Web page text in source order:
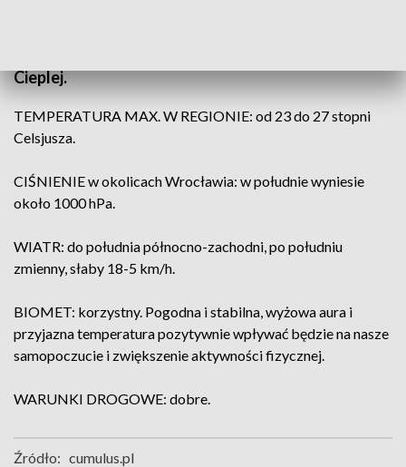
Cieplej.
TEMPERATURA MAX. W REGIONIE: od 23 do 27 stopni
Celsjusza.
CIŚNIENIE w okolicach Wrocławia: w południe wyniesie
około 1000 hPa.
WIATR: do południa północno-zachodni, po południu
zmienny, słaby 18-5 km/h.
BIOMET: korzystny. Pogodna i stabilna, wyżowa aura i
przyjazna temperatura pozytywnie wpływać będzie na nasze
samopoczucie i zwiększenie aktywności fizycznej.
WARUNKI DROGOWE: dobre.
Źródło: cumulus.pl